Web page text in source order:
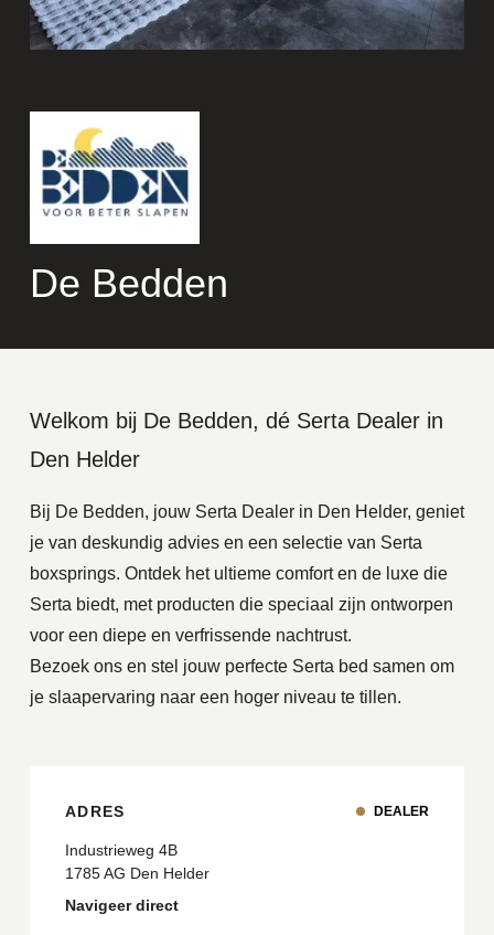
De Bedden
Welkom bij De Bedden, dé Serta Dealer in
Den Helder
Bij De Bedden, jouw Serta Dealer in Den Helder, geniet
je van deskundig advies en een selectie van Serta
boxsprings. Ontdek het ultieme comfort en de luxe die
Serta biedt, met producten die speciaal zijn ontworpen
voor een diepe en verfrissende nachtrust.
Bezoek ons en stel jouw perfecte Serta bed samen om
je slaapervaring naar een hoger niveau te tillen.
ADRES DEALER
Industrieweg 4B
1785 AG Den Helder
Navigeer direct